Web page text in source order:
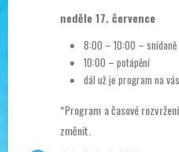
neděle 17. července
8:00 – 10:00 – snídaně
10:00 – potápění
dál už je program na vás
*Program a časové
změnit.